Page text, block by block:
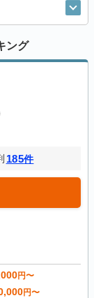
ング
185件
円〜
円〜